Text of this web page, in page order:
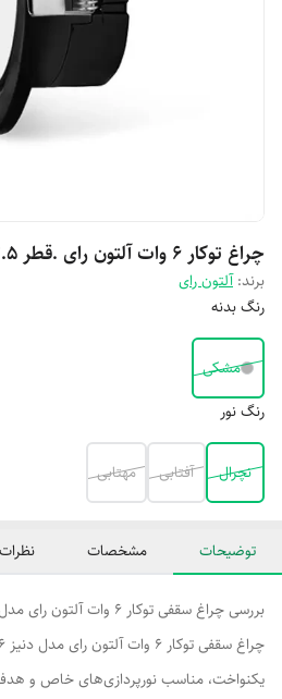
چراغ توکار 6 وات آلتون رای .قطر 7.5 مدل دنیز DE46
برند: آلتون رای
رنگ بدنه
مشکی
رنگ نور
نچرال آفتابی مهتابی
توضیحات مشخصات
بررسی چراغ سقفی توکار 6 وات آلتون رای مدل دنیز DE46
یکنواخت، مناسب نورپردازی‌های خاص و